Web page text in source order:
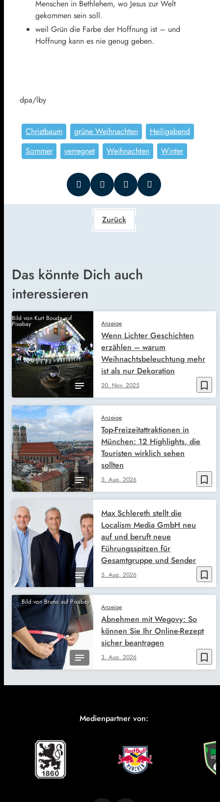
Menschen in Bethlehem, wo Jesus zur Welt
gekommen sein soll.
weil Grün die Farbe der Hoffnung ist – und
Hoffnung kann es nie genug geben.
dpa/lby
Christbaum grüne Weihnachten
Heiligabend
Sommer
verregnet Weihnachten Winter
Zurück
Das könnte Dich auch
interessieren
Bild von Kurt Bouda auf
Pixabay
bookmark_border
Anzeige
20. Nov. 2025
Wenn Lichter Geschichten
erzählen – warum
Weihnachtsbeleuchtung mehr
ist als nur Dekoration
bookmark_border
Anzeige
5. Aug. 2026
Top-Freizeitattraktionen in
München: 12 Highlights, die
Touristen wirklich sehen
sollten
bookmark_border
5. Aug. 2026
Max Schlereth stellt die
Localism Media GmbH neu
auf und beruft neue
Führungsspitzen für
Gesamtgruppe und Sender
Bild von Bruno auf Pixabay
bookmark_border
Anzeige
3. Aug. 2026
Abnehmen mit Wegovy: So
können Sie Ihr Online-Rezept
sicher beantragen
Medienpartner von: